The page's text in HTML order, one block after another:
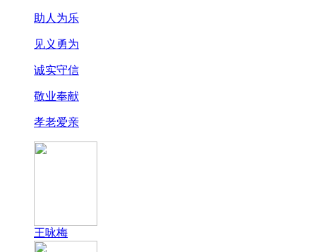
助人为乐
见义勇为
诚实守信
敬业奉献
孝老爱亲
王咏梅